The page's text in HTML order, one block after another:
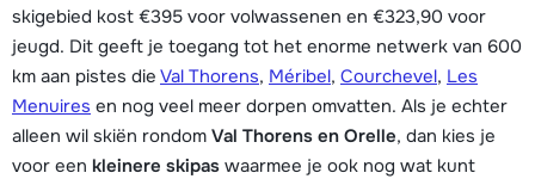
skigebied kost €395 voor volwassenen en €323,90 voor
jeugd. Dit geeft je toegang tot het enorme netwerk van 600
km aan pistes die Val Thorens, Méribel, Courchevel, Les
Menuires en nog veel meer dorpen omvatten. Als je echter
alleen wil skiën rondom Val Thorens en Orelle, dan kies je
voor een kleinere skipas waarmee je ook nog wat kunt